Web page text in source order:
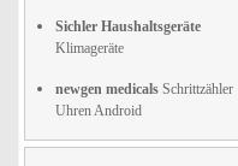
Sichler Haushaltsgeräte
Klimageräte
newgen medicals Schrittzähler
Uhren Android